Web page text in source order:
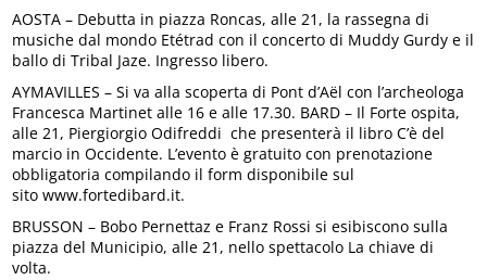
AOSTA – Debutta in piazza Roncas, alle 21, la rassegna di
musiche dal mondo Etétrad con il concerto di Muddy Gurdy e il
ballo di Tribal Jaze. Ingresso libero.
AYMAVILLES – Si va alla scoperta di Pont d’Aël con l’archeologa
Francesca Martinet alle 16 e alle 17.30. BARD – Il Forte ospita,
alle 21, Piergiorgio Odifreddi che presenterà il libro C’è del
marcio in Occidente. L’evento è gratuito con prenotazione
obbligatoria compilando il form disponibile sul
sito www.fortedibard.it.
BRUSSON – Bobo Pernettaz e Franz Rossi si esibiscono sulla
piazza del Municipio, alle 21, nello spettacolo La chiave di
volta.